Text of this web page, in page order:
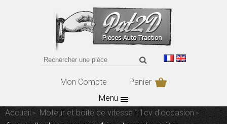
Mon Compte
Panier
Menu
Accueil
Moteur et boite de vitesse 11cv d'occasion